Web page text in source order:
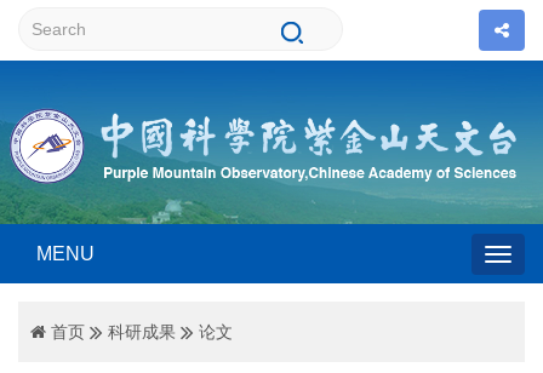
MENU
首页 科研成果 论文